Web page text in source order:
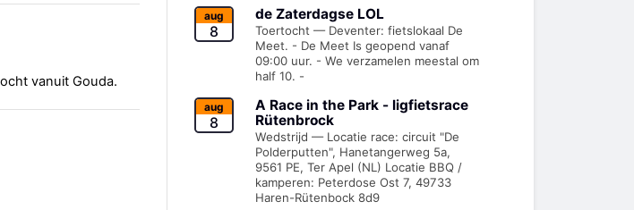
2026 Ligfietsvereninging NVHPV
Lokale Fietsverenigingen
EHPVA & EuSupino 🡺
Forum ligfietsers.nl 🡺
vanuit Gouda.
aug
8
de Zaterdagse LOL
Toertocht — Deventer: fietslokaal De
Meet. - De Meet Is geopend vanaf
09:00 uur. - We verzamelen meestal om
half 10. -
aug
8
A Race in the Park - ligfietsrace
Rütenbrock
Wedstrijd — Locatie race: circuit "De
Polderputten", Hanetangerweg 5a,
9561 PE, Ter Apel (NL) Locatie BBQ /
kamperen: Peterdose Ost 7, 49733
Haren-Rütenbock 8d9